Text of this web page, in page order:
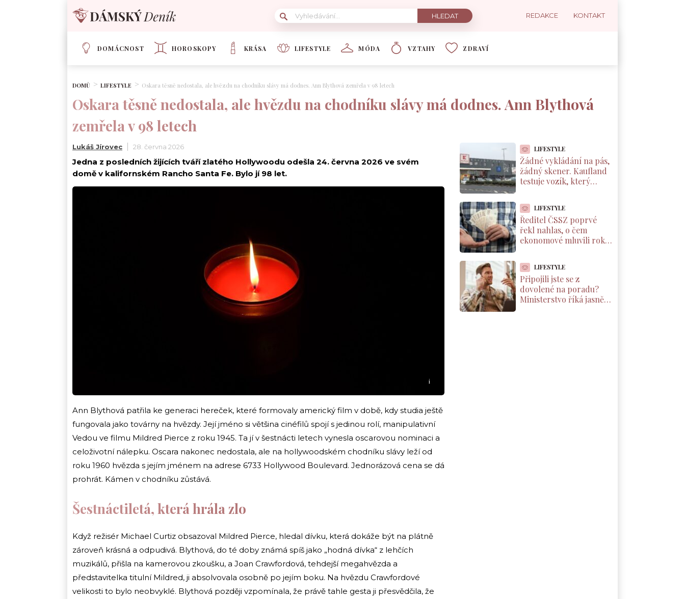
REDAKCE KONTAKT
DOMÁCNOST HOROSKOPY KRÁSA LIFESTYLE MÓDA VZTAHY ZDRAVÍ
DOMŮ LIFESTYLE Oskara těsně nedostala, ale hvězdu na chodníku slávy má dodnes. Ann Blythová zemřela v 98 letech
Oskara těsně nedostala, ale hvězdu na chodníku slávy má dodnes. Ann Blythová
zemřela v 98 letech
Lukáš Jírovec 28. června 2026
Jedna z posledních žijících tváří zlatého Hollywoodu odešla 24. června 2026 ve svém
domě v kalifornském Rancho Santa Fe. Bylo jí 98 let.
i
Ann Blythová patřila ke generaci hereček, které formovaly americký film v době, kdy studia ještě
fungovala jako továrny na hvězdy. Její jméno si většina cinéfilů spojí s jedinou rolí, manipulativní
Vedou ve filmu Mildred Pierce z roku 1945. Ta jí v šestnácti letech vynesla oscarovou nominaci a
celoživotní nálepku. Oscara nakonec nedostala, ale na hollywoodském chodníku slávy leží od
roku 1960 hvězda s jejím jménem na adrese 6733 Hollywood Boulevard. Jednorázová cena se dá
prohrát. Kámen v chodníku zůstává.
Šestnáctiletá, která hrála zlo
Když režisér Michael Curtiz obsazoval Mildred Pierce, hledal dívku, která dokáže být na plátně
zároveň krásná a odpudivá. Blythová, do té doby známá spíš jako „hodná dívka“ z lehčích
muzikálů, přišla na kamerovou zkoušku, a Joan Crawfordová, tehdejší megahvězda a
představitelka titulní Mildred, ji absolvovala osobně po jejím boku. Na hvězdu Crawfordové
velikosti to bylo neobvyklé. Blythová později vzpomínala, že právě tahle gesta ji přesvědčila, že
LIFESTYLE
Žádné vykládání na pás,
žádný skener. Kaufland
testuje vozík, který
sebe
LIFESTYLE
Ředitel ČSSZ poprvé
řekl nahlas, o čem
ekonomové mluvili roky.
o 1800 Kč měsíčně
LIFESTYLE
Připojili jste se z
dovolené na poradu?
Ministerstvo říká jasně: